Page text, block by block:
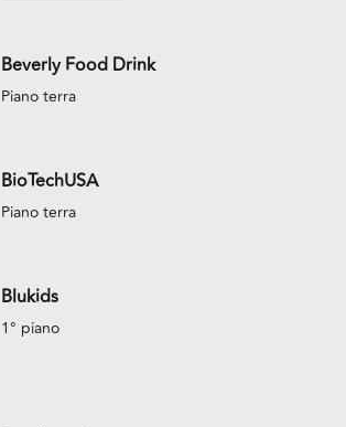
Beverly Food Drink
Piano terra
BioTechUSA
Piano terra
Blukids
1° piano